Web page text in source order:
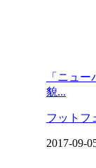
「ニュ
貌...
フットフ
2017-09-